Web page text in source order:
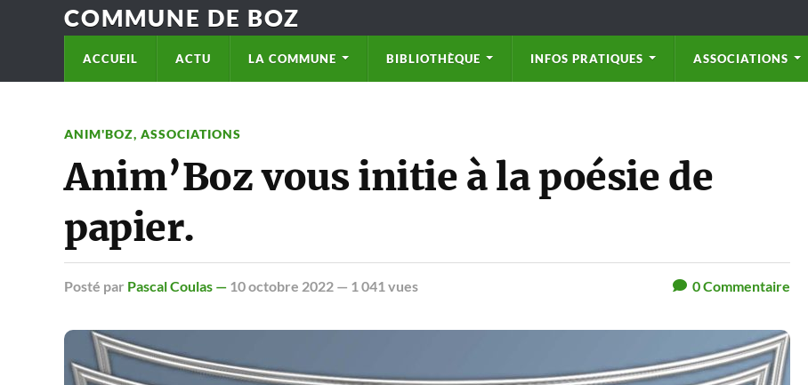
COMMUNE DE BOZ
ACCUEIL ACTU LA COMMUNE BIBLIOTHÈQUE INFOS PRATIQUES ASSOCIATIONS
ANIM'BOZ, ASSOCIATIONS
Anim’Boz vous initie à la poésie de
papier.
Posté par Pascal Coulas — 10 octobre 2022 — 1 041 vues 0Commentaire